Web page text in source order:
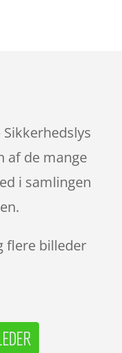
Sikkerhedslys
af de mange
i samlingen
flere billeder